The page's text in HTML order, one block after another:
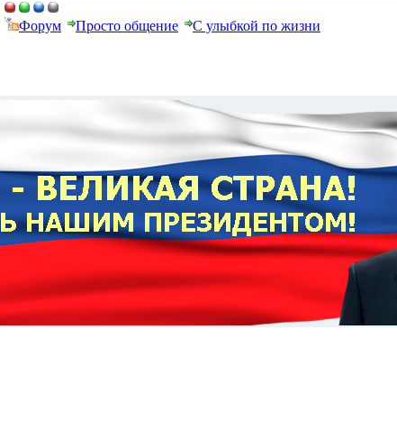
Форум Просто общение С улыбкой по жизни